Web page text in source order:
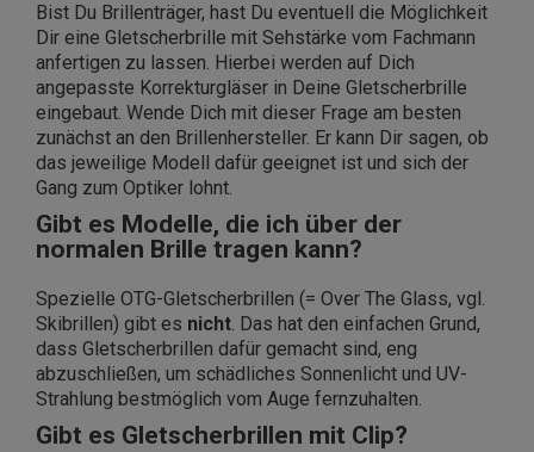
Bist Du Brillenträger, hast Du eventuell die Möglichkeit
Dir eine Gletscherbrille mit Sehstärke vom Fachmann
anfertigen zu lassen. Hierbei werden auf Dich
angepasste Korrekturgläser in Deine Gletscherbrille
eingebaut. Wende Dich mit dieser Frage am besten
zunächst an den Brillenhersteller. Er kann Dir sagen, ob
das jeweilige Modell dafür geeignet ist und sich der
Gang zum Optiker lohnt.
Gibt es Modelle, die ich über der
normalen Brille tragen kann?
Spezielle OTG-Gletscherbrillen (= Over The Glass, vgl.
Skibrillen) gibt es nicht. Das hat den einfachen Grund,
dass Gletscherbrillen dafür gemacht sind, eng
abzuschließen, um schädliches Sonnenlicht und UV-
Strahlung bestmöglich vom Auge fernzuhalten.
Gibt es Gletscherbrillen mit Clip?